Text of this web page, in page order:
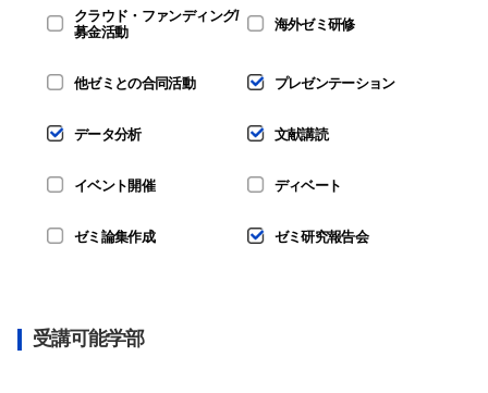
クラウド・ファンディング/
募金活動
海外ゼミ研修
他ゼミとの合同活動 プレゼンテーション
データ分析 文献講読
イベント開催 ディベート
ゼミ論集作成 ゼミ研究報告会
受講可能学部